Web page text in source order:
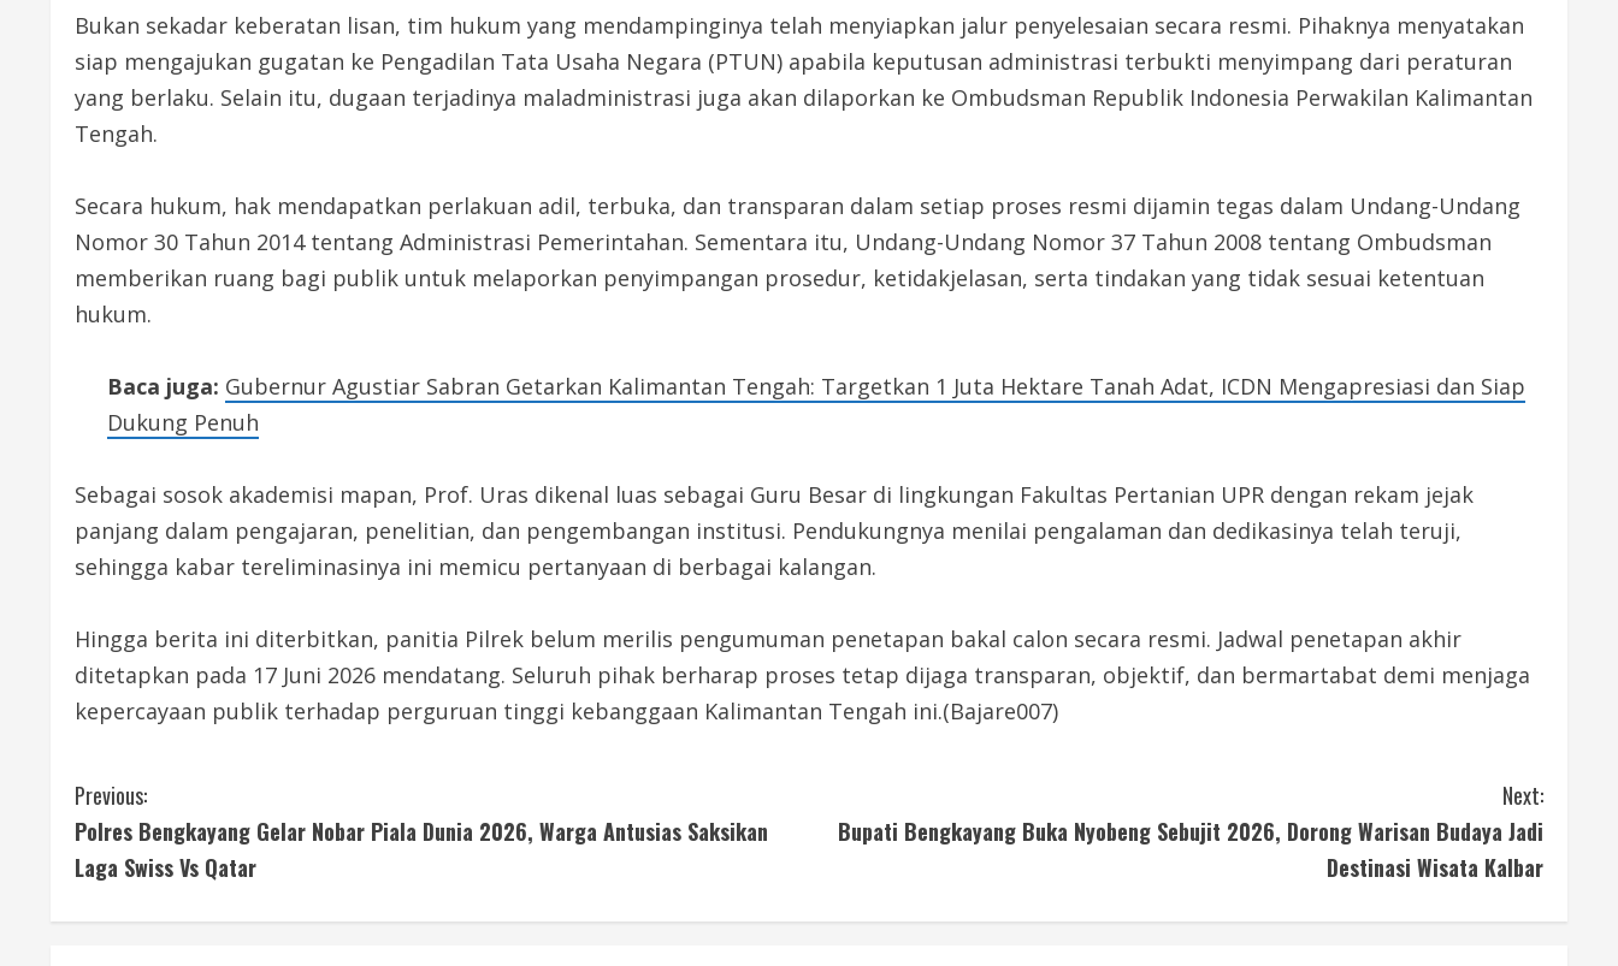
Bukan sekadar keberatan lisan, tim hukum yang mendampinginya telah menyiapkan jalur penyelesaian secara resmi. Pihaknya menyatakan
siap mengajukan gugatan ke Pengadilan Tata Usaha Negara (PTUN) apabila keputusan administrasi terbukti menyimpang dari peraturan
yang berlaku. Selain itu, dugaan terjadinya maladministrasi juga akan dilaporkan ke Ombudsman Republik Indonesia Perwakilan Kalimantan
Tengah.
Secara hukum, hak mendapatkan perlakuan adil, terbuka, dan transparan dalam setiap proses resmi dijamin tegas dalam Undang-Undang
Nomor 30 Tahun 2014 tentang Administrasi Pemerintahan. Sementara itu, Undang-Undang Nomor 37 Tahun 2008 tentang Ombudsman
memberikan ruang bagi publik untuk melaporkan penyimpangan prosedur, ketidakjelasan, serta tindakan yang tidak sesuai ketentuan
hukum.
Baca juga: Gubernur Agustiar Sabran Getarkan Kalimantan Tengah: Targetkan 1 Juta Hektare Tanah Adat, ICDN Mengapresiasi dan Siap
Dukung Penuh
Sebagai sosok akademisi mapan, Prof. Uras dikenal luas sebagai Guru Besar di lingkungan Fakultas Pertanian UPR dengan rekam jejak
panjang dalam pengajaran, penelitian, dan pengembangan institusi. Pendukungnya menilai pengalaman dan dedikasinya telah teruji,
sehingga kabar tereliminasinya ini memicu pertanyaan di berbagai kalangan.
Hingga berita ini diterbitkan, panitia Pilrek belum merilis pengumuman penetapan bakal calon secara resmi. Jadwal penetapan akhir
ditetapkan pada 17 Juni 2026 mendatang. Seluruh pihak berharap proses tetap dijaga transparan, objektif, dan bermartabat demi menjaga
kepercayaan publik terhadap perguruan tinggi kebanggaan Kalimantan Tengah ini.(Bajare007)
C
o
Previous:
Polres Bengkayang Gelar Nobar Piala Dunia 2026, Warga Antusias Saksikan
Laga Swiss Vs Qatar
Next:
Bupati Bengkayang Buka Nyobeng Sebujit 2026, Dorong Warisan Budaya Jadi
Destinasi Wisata Kalbar